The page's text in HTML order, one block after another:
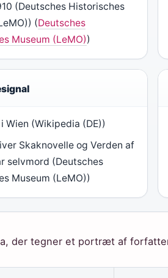
(Deutsches Historisches
(Deutsches
Museum (LeMO))
i Wien (Wikipedia (DE))
Skaknovelle og Verden af
selvmord (Deutsches
Museum (LeMO))
der tegner et portræt af